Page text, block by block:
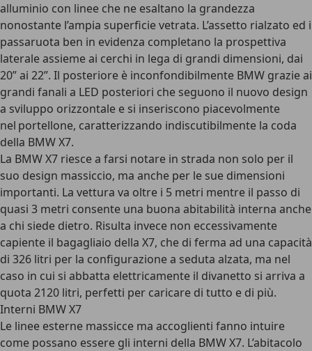
alluminio con linee che ne esaltano la grandezza
nonostante l’ampia superficie vetrata. L’assetto rialzato ed i
passaruota ben in evidenza completano la prospettiva
laterale assieme ai cerchi in lega di grandi dimensioni, dai
20” ai 22”. Il posteriore è inconfondibilmente BMW grazie ai
grandi fanali a LED posteriori che seguono il nuovo design
a sviluppo orizzontale e si inseriscono piacevolmente
nel portellone, caratterizzando indiscutibilmente la coda
della BMW X7.
La BMW X7 riesce a farsi notare in strada non solo per il
suo design massiccio, ma anche per le sue dimensioni
importanti. La vettura va oltre i 5 metri mentre il passo di
quasi 3 metri consente una buona abitabilità interna anche
a chi siede dietro. Risulta invece non eccessivamente
capiente il bagagliaio della X7, che di ferma ad una capacità
di 326 litri per la configurazione a seduta alzata, ma nel
caso in cui si abbatta elettricamente il divanetto si arriva a
quota 2120 litri, perfetti per caricare di tutto e di più.
Interni BMW X7
Le linee esterne massicce ma accoglienti fanno intuire
come possano essere gli interni della BMW X7. L’abitacolo